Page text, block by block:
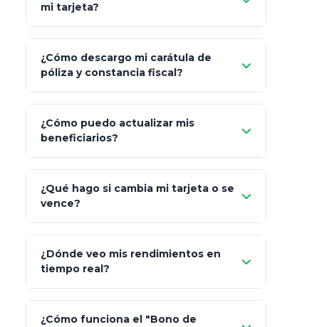
mi tarjeta?
¿Cómo descargo mi carátula de
póliza y constancia fiscal?
"Mis Pólizas" > "Documentos"
¿Cómo puedo actualizar mis
beneficiarios?
¿Qué hago si cambia mi tarjeta o se
vence?
"Link
de Cobro Seguro"
¿Dónde veo mis rendimientos en
tiempo real?
¿Cómo funciona el "Bono de